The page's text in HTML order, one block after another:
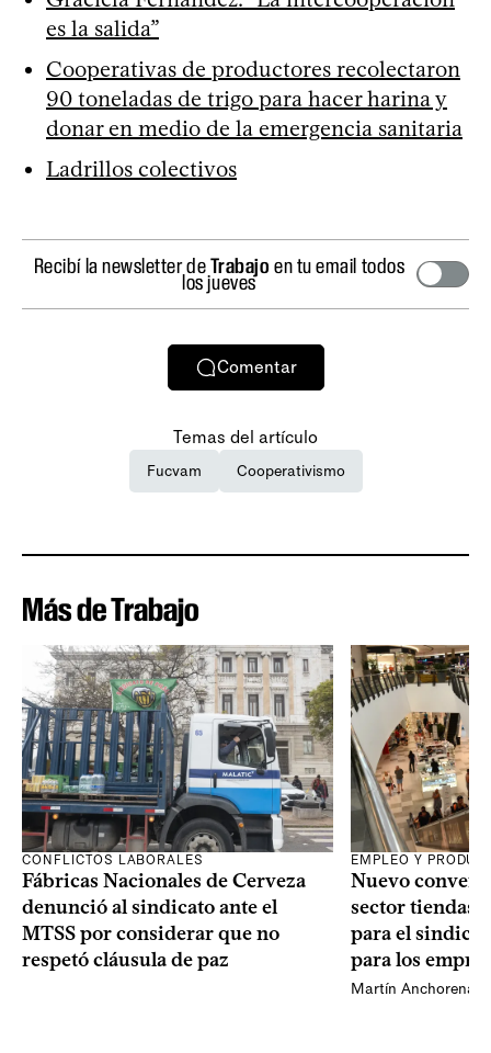
es la salida”
Cooperativas de productores recolectaron
90 toneladas de trigo para hacer harina y
donar en medio de la emergencia sanitaria
Ladrillos colectivos
Recibí la newsletter deTrabajo en tu email todos
los jueves
Comentar
Temas del artículo
Fucvam Cooperativismo
Más de Trabajo
CONFLICTOS LABORALES
Fábricas Nacionales de Cerveza
denunció al sindicato ante el
MTSS por considerar que no
respetó cláusula de paz
EMPLEO Y
Nuevo
sector tiendas
para el
para los
Martín Anchorena